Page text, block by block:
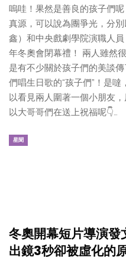
嗚哇！果然是善良的孩子們
真源，可以說為團爭光，分
鑫）和中央戲劇學院演職人
年冬奧會閉幕禮！ 兩人雖然
是有不少關於孩子們的美談
們唱生日歌的“孩子們”！是
以看見兩人圍著一個小朋友
以大哥哥們在送上祝福呢👇…
星聞
冬奧開幕短片導演
出鏡3秒卻被虛化的